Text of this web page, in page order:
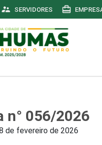
supervisor_account SERVIDORES card_travel
n° 056/2026
de fevereiro de 2026